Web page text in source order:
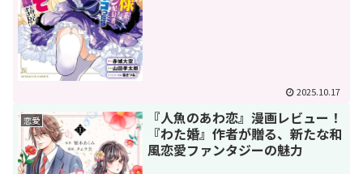
2025.10.17
恋愛
『人魚のあわ恋』漫画レビュー！
『わた婚』作者が贈る、新たな和
風恋愛ファンタジーの魅力